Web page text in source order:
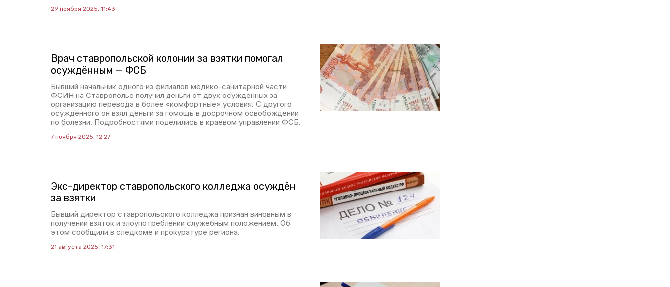
29 ноября 2025, 11:43
Врач ставропольской колонии за взятки помогал
осуждённым — ФСБ
Бывший начальник одного из филиалов медико-санитарной части
ФСИН на Ставрополье получил деньги от двух осуждённых за
организацию перевода в более «комфортные» условия. С другого
осуждённого он взял деньги за помощь в досрочном освобождении
по болезни. Подробностями поделились в краевом управлении ФСБ.
7 ноября 2025, 12:27
Экс-директор ставропольского колледжа осуждён
за взятки
Бывший директор ставропольского колледжа признан виновным в
получении взяток и злоупотреблении служебным положением. Об
этом сообщили в следкоме и прокуратуре региона.
21 августа 2025, 17:31